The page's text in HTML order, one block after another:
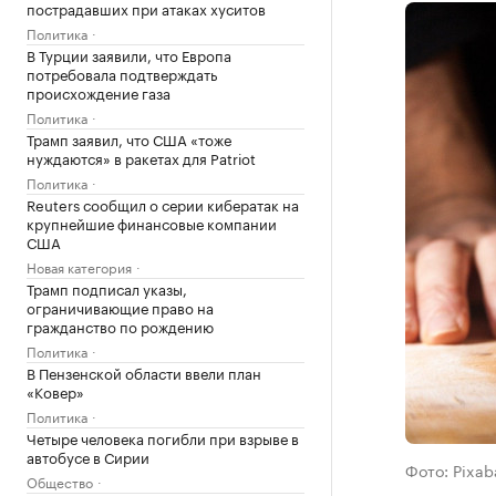
пострадавших при атаках хуситов
Политика
В Турции заявили, что Европа
потребовала подтверждать
происхождение газа
Политика
Трамп заявил, что США «тоже
нуждаются» в ракетах для Patriot
Политика
Reuters сообщил о серии кибератак на
крупнейшие финансовые компании
США
Новая категория
Трамп подписал указы,
ограничивающие право на
гражданство по рождению
Политика
В Пензенской области ввели план
«Ковер»
Политика
Четыре человека погибли при взрыве в
автобусе в Сирии
Общество Фото: